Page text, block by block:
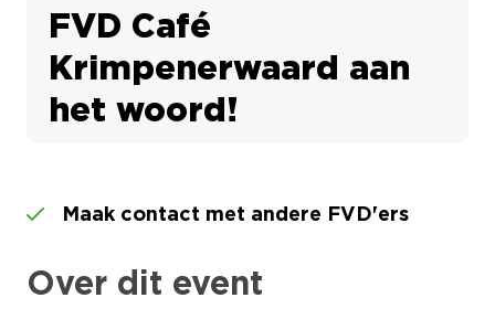
FVD Café
Krimpenerwaard aan
het woord!
Maak contact met andere FVD'ers
Over dit event